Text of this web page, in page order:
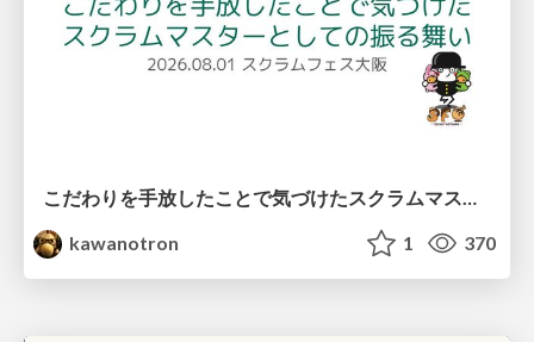
こだわりを手放したことで気づけたスクラムマスターとしての振る舞い
kawanotron
1 370